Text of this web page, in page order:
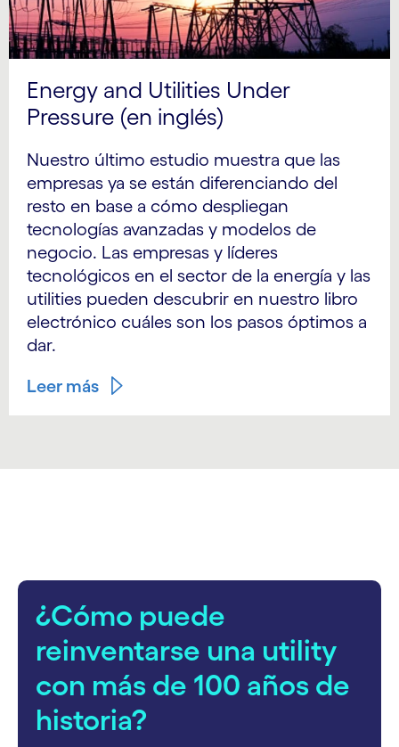
Energy and Utilities Under
Pressure (en inglés)
Nuestro último estudio muestra que las
empresas ya se están diferenciando del
resto en base a cómo despliegan
tecnologías avanzadas y modelos de
negocio. Las empresas y líderes
tecnológicos en el sector de la energía y las
utilities pueden descubrir en nuestro libro
electrónico cuáles son los pasos óptimos a
dar.
Leer más
¿Cómo puede
reinventarse una utility
con más de 100 años de
historia?